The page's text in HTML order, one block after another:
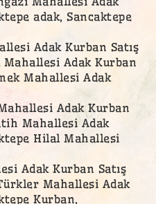
adak, Sancaktepe
Adak Kurban Satış
Adak Kurban
Mahallesi Adak
Adak Kurban
Mahallesi Adak
Hilal Mahallesi
Adak Kurban Satış
Mahallesi Adak
Kurban,